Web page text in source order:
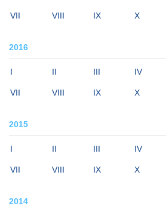
VII VIII IX X
2016
I II III IV
VII VIII IX X
2015
I II III IV
VII VIII IX X
2014